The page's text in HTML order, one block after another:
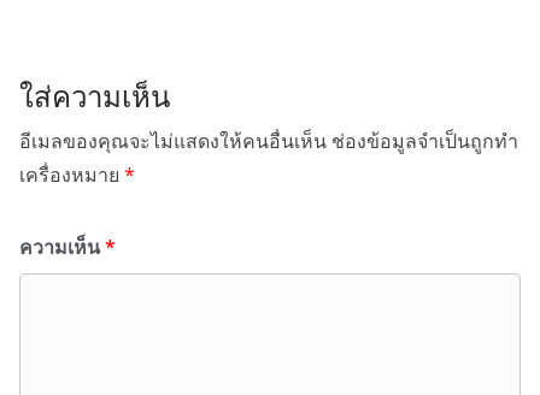
ใส่ความเห็น
อีเมลของคุณจะไม่แสดงให้คนอื่นเห็น ช่องข้อมูลจำเป็นถูกทำ
เครื่องหมาย *
ความเห็น*